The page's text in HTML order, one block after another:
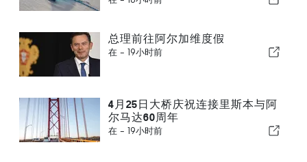
总理前往阿尔加维度假
在 - 19小时前
4月25日大桥庆祝连接里斯本与阿
尔马达60周年
在 - 19小时前